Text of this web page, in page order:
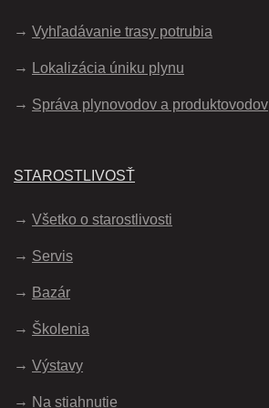
Vyhľadávanie trasy potrubia
Lokalizácia úniku plynu
Správa plynovodov a produktovodov
STAROSTLIVOSŤ
Všetko o starostlivosti
Servis
Bazár
Školenia
Výstavy
Na stiahnutie